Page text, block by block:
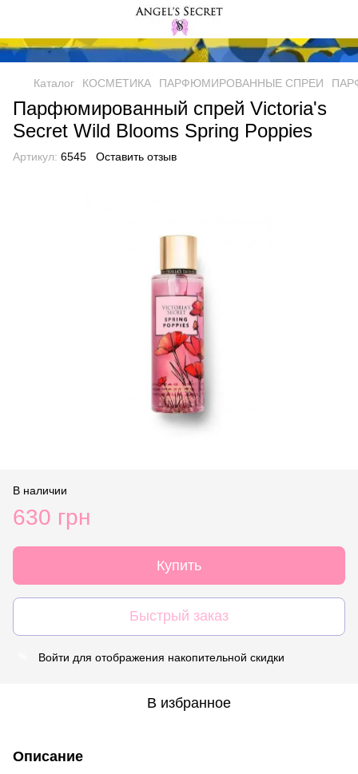
Каталог КОСМЕТИКА ПАРФЮМИРОВАННЫЕ СПРЕИ
Парфюмированный спрей Victoria's
Secret Wild Blooms Spring Poppies
Артикул: 6545 Оставить отзыв
В наличии
630 грн
Купить
Быстрый заказ
Войти для отображения накопительной скидки
В избранное
Описание